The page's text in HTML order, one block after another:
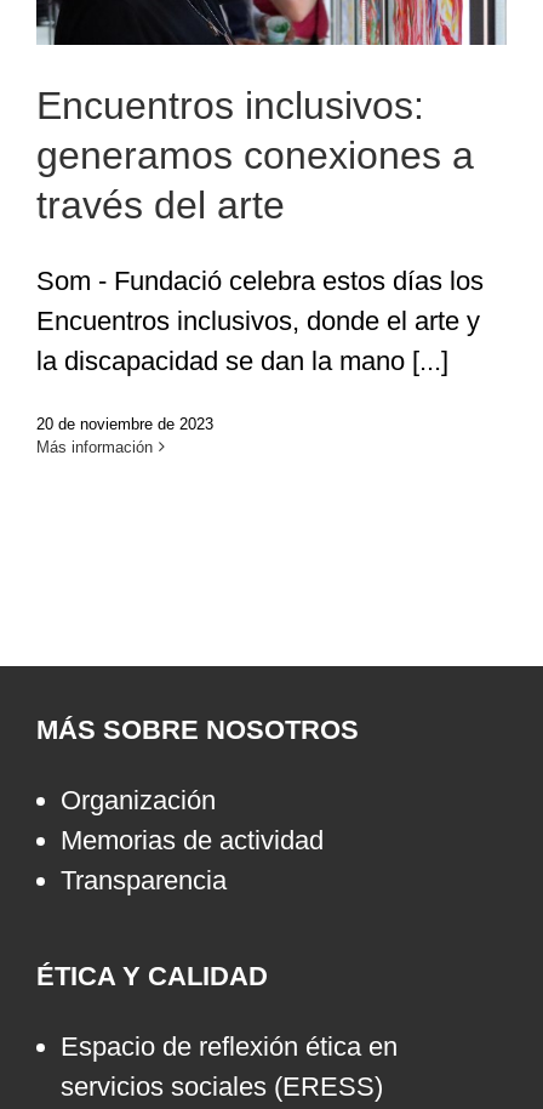
Encuentros inclusivos:
generamos conexiones a
través del arte
Som - Fundació celebra estos días los
Encuentros inclusivos, donde el arte y
la discapacidad se dan la mano [...]
20 de noviembre de 2023
Más información
MÁS SOBRE NOSOTROS
Organización
Memorias de actividad
Transparencia
ÉTICA Y CALIDAD
Espacio de reflexión ética en
servicios sociales (ERESS)